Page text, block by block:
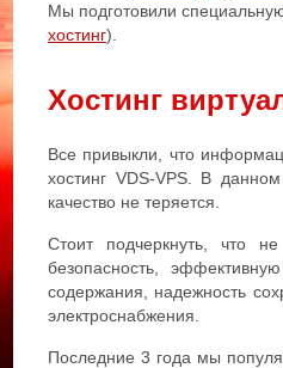
Мы подготовили
хостинг).
Хостинг
Все привыкли, что
хостинг VDS-VPS. В
качество не теряется.
Стоит подчеркнуть, что
безопасность,
содержания, надежность
электроснабжения.
Последние 3 года мы